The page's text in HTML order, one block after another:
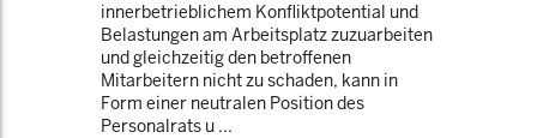
innerbetrieblichem Konfliktpotential und
Belastungen am Arbeitsplatz zuzuarbeiten
und gleichzeitig den betroffenen
Mitarbeitern nicht zu schaden, kann in
Form einer neutralen Position des
Personalrats u ...